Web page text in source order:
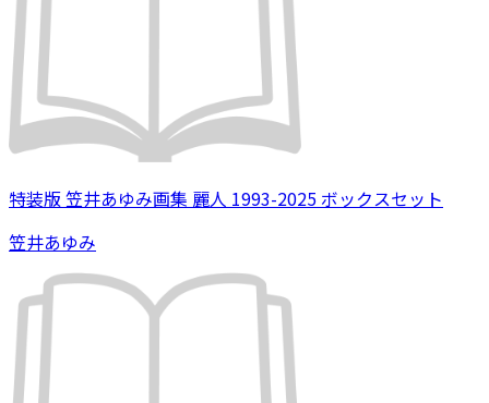
特装版 笠井あゆみ画集 麗人 1993-2025 ボックスセット
笠井あゆみ